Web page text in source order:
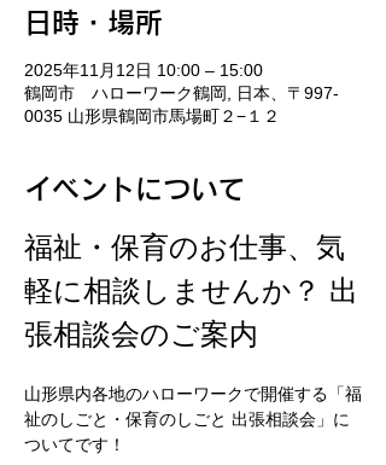
日時・場所
2025年11月12日 10:00 – 15:00
鶴岡市 ハローワーク鶴岡, 日本、〒997-
0035 山形県鶴岡市馬場町２−１２
イベントについて
福祉・保育のお仕事、気
軽に相談しませんか？ 出
張相談会のご案内
山形県内各地のハローワークで開催する「福
祉のしごと・保育のしごと 出張相談会」に
ついてです！